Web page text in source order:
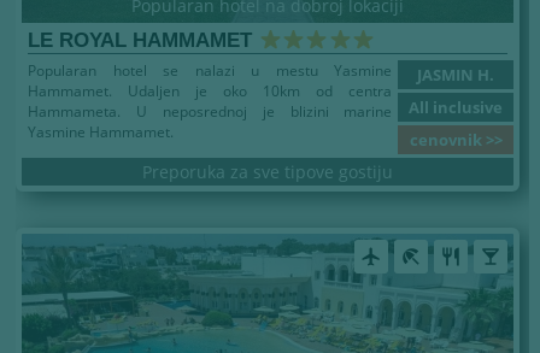
Popularan hotel na dobroj lokaciji
LE ROYAL HAMMAMET
JASMIN H.
All inclusive
cenovnik >>
Popularan hotel se nalazi u mestu Yasmine
Hammamet. Udaljen je oko 10km od centra
Hammameta. U neposrednoj je blizini marine
Yasmine Hammamet.
Preporuka za sve tipove gostiju
airplanemode_active beach_access restaurant local_bar